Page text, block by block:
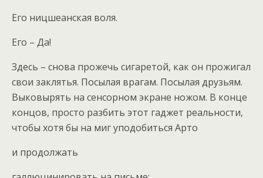
Его ницшеанская воля.
Его – Да!
Здесь – снова прожечь сигаретой, как он прожигал
свои заклятья. Посылая врагам. Посылая друзьям.
Выковырять на сенсорном экране ножом. В конце
концов, просто разбить этот гаджет реальности,
чтобы хотя бы на миг уподобиться Арто
и продолжать